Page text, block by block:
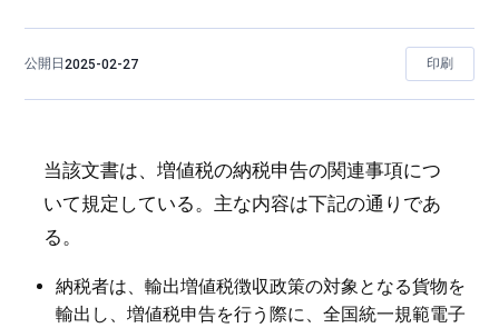
公開日2025-02-27 印刷
当該文書は、増値税の納税申告の関連事項につ
いて規定している。主な内容は下記の通りであ
る。
納税者は、輸出増値税徴収政策の対象となる貨物を
輸出し、増値税申告を行う際に、全国統一規範電子